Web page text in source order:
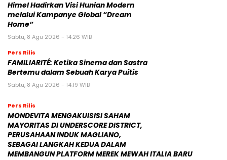
Himel Hadirkan Visi Hunian Modern
melalui Kampanye Global “Dream
Home”
Sabtu, 8 Agu 2026 - 14:26 WIB
Pers Rilis
FAMILIARITÉ: Ketika Sinema dan Sastra
Bertemu dalam Sebuah Karya Puitis
Sabtu, 8 Agu 2026 - 14:19 WIB
Pers Rilis
MONDEVITA MENGAKUISISI SAHAM
MAYORITAS DI UNDERSCORE DISTRICT,
PERUSAHAAN INDUK MAGLIANO,
SEBAGAI LANGKAH KEDUA DALAM
MEMBANGUN PLATFORM MEREK MEWAH ITALIA BARU